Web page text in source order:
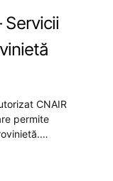
Servicii
CNAIR
permite